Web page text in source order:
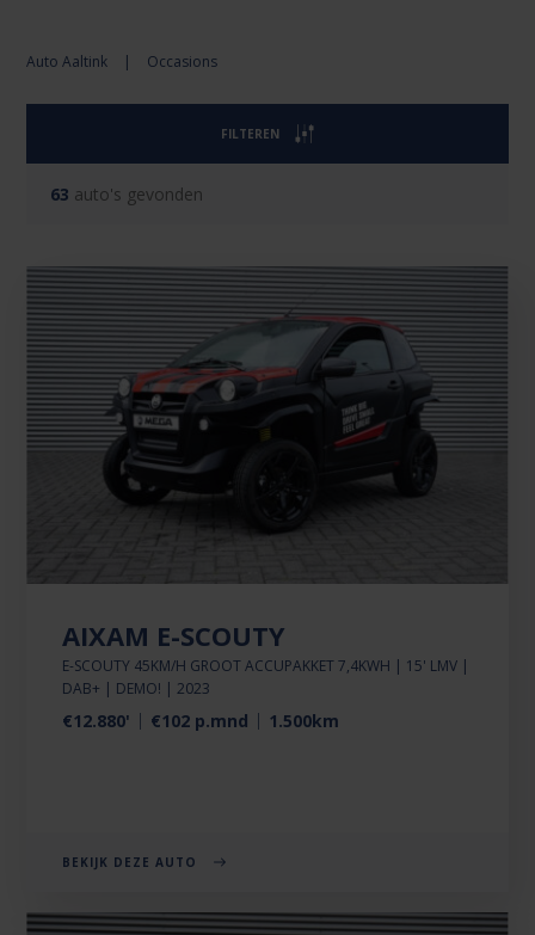
Auto Aaltink | Occasions
FILTEREN
63 auto's gevonden
AIXAM E-SCOUTY
E-SCOUTY 45KM/H GROOT ACCUPAKKET 7,4KWH | 15' LMV |
DAB+ | DEMO! | 2023
€12.880' €102 p.mnd 1.500km
BEKIJK DEZE AUTO